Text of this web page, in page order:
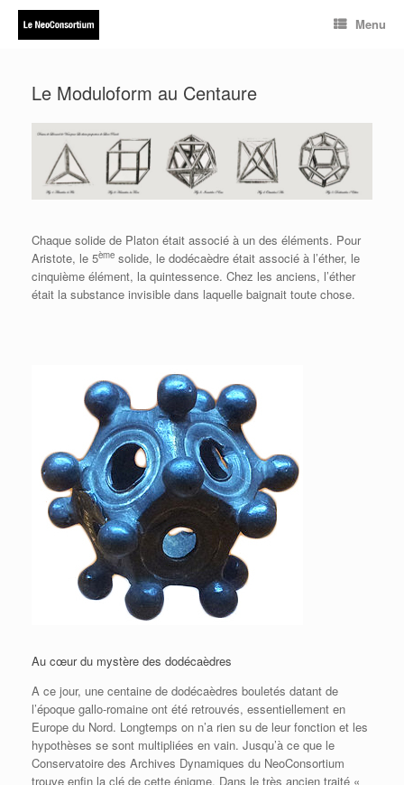
Skip
content
Menu
Le Moduloform au Centaure
Chaque solide de Platon était associé à un des éléments. Pour
Aristote, le 5ème solide, le dodécaèdre était associé à l’éther, le
cinquième élément, la quintessence. Chez les anciens, l’éther
était la substance invisible dans laquelle baignait toute chose.
Au cœur du mystère des dodécaèdres
A ce jour, une centaine de dodécaèdres bouletés datant de
l’époque gallo-romaine ont été retrouvés, essentiellement en
Europe du Nord. Longtemps on n’a rien su de leur fonction et les
hypothèses se sont multipliées en vain. Jusqu’à ce que le
Conservatoire des Archives Dynamiques du NeoConsortium
trouve enfin la clé de cette énigme. Dans le très ancien traité «